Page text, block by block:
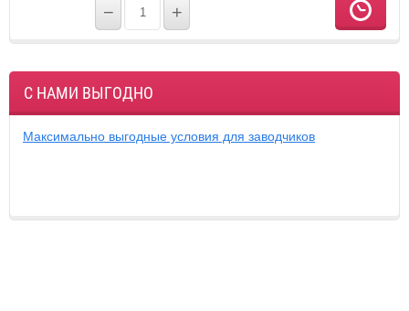
− +
С НАМИ ВЫГОДНО
Максимально выгодные условия для заводчиков